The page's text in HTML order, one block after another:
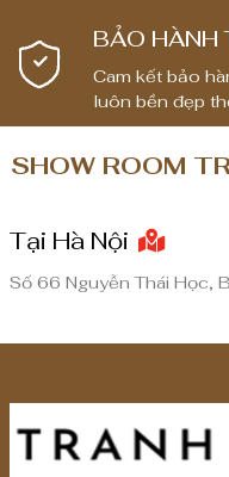
BẢO HÀNH
Cam kết bảo
luôn bền đẹp
SHOW ROOM
Tại Hà Nội
Số 66 Nguyễn Thái Học,